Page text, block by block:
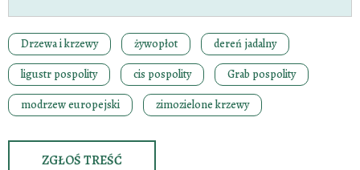
Drzewa i krzewy żywopłot
dereń jadalny
ligustr pospolity
cis pospolity
Grab pospolity
modrzew europejski
zimozielone krzewy
ZGŁOŚ TREŚĆ